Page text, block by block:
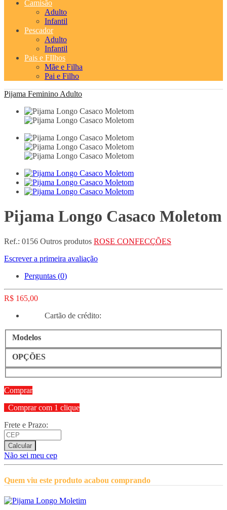
Camisão
Adulto
Infantil
Pescador
Adulto
Infantil
Pais e FIlhos
Mãe e Filha
Pai e Filho
Pijama Feminino Adulto
Pijama Longo Casaco Moletom
Ref.: 0156 Outros produtos ROSE CONFECÇÕES
Escrever a primeira avaliação
Perguntas (0)
R$ 165,00
Cartão de crédito:
Modelos
OPÇÕES
Comprar
Comprar com 1 clique
Frete e Prazo:
Calcular
Não sei meu cep
Quem viu este produto acabou comprando